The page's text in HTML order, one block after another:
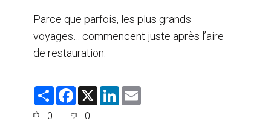
Parce que parfois, les plus grands
voyages… commencent juste après l’aire
de restauration.
S
F
e
X
L
0 0